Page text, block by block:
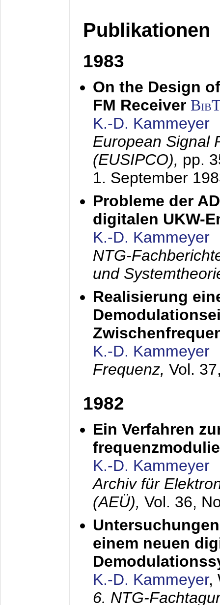
Publikationen
1983
On the Design
FM Receiver
K.-D. Kammeyer
European Signal
(EUSIPCO), pp.
1. September
Probleme der
digitalen UKW-
K.-D. Kammeyer
NTG-
und
Realisierung
K.-D. Kammeyer
Frequenz, Vol.
1982
Ein Verfahren
K.-D. Kammeyer
Archiv für
(AEÜ), Vol. 36,
einem neuen
K.-D. Kammeyer,
6. NTG-